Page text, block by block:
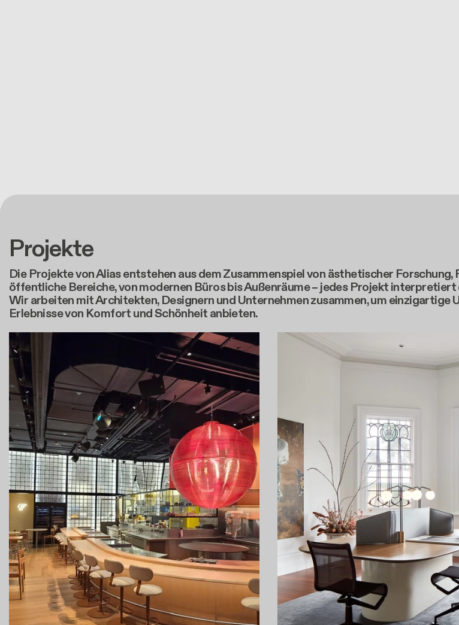
Projekte
Die Projekte von Alias entstehen aus dem Zusammenspiel von ästhetischer
öffentliche Bereiche, von modernen Büros bis Außenräume – jedes Projekt
Wir arbeiten mit Architekten, Designern und Unternehmen zusammen, um
Erlebnisse von Komfort und Schönheit anbieten.